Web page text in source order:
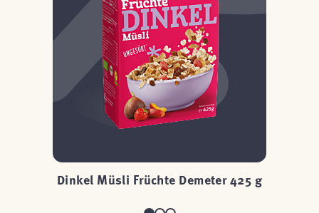
Dinkel Müsli Früchte Demeter 425 g